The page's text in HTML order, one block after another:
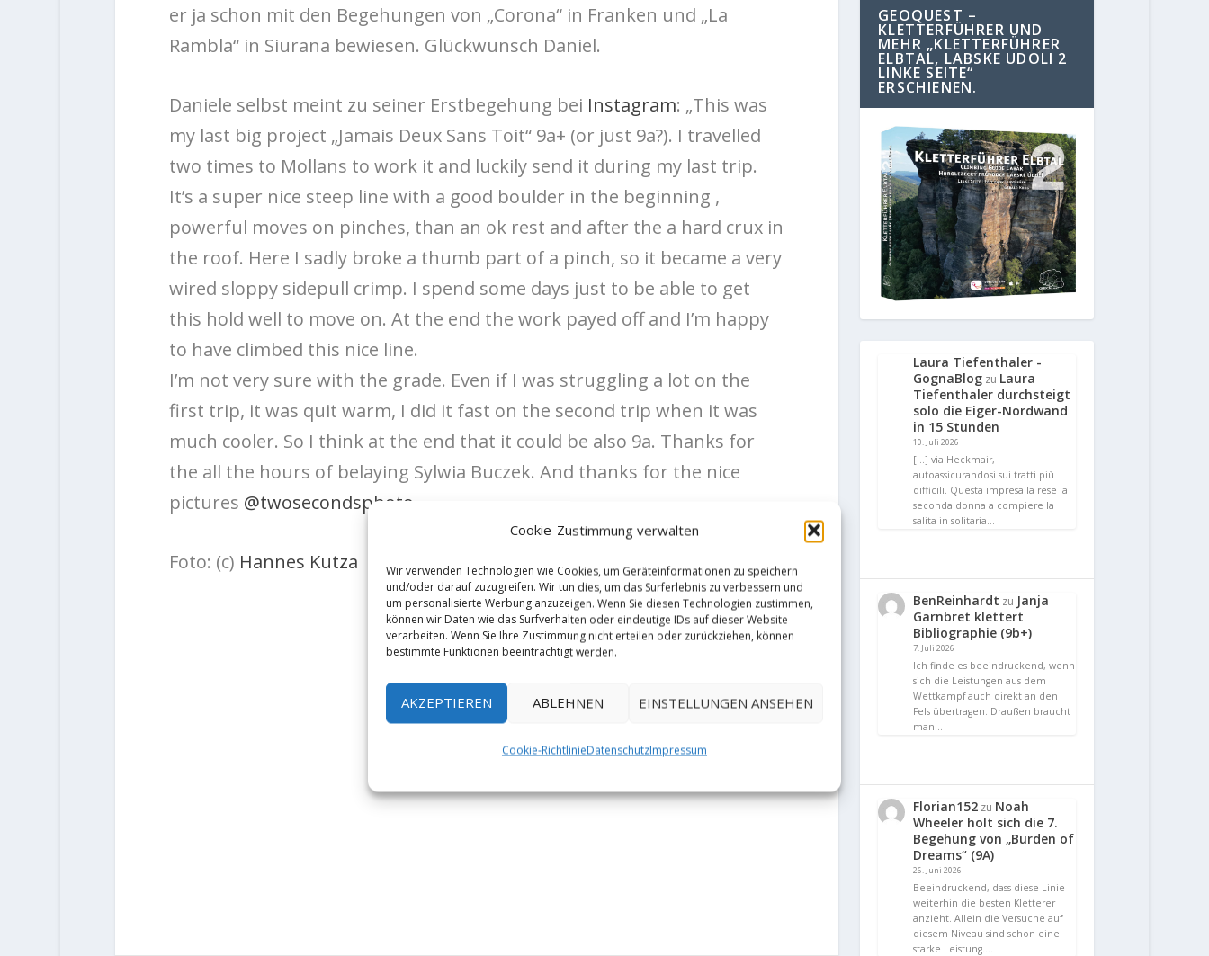
Cookie-Zustimmung verwalten
Wir verwenden Technologien wie Cookies, um Geräteinformationen zu speichern
und/oder darauf zuzugreifen. Wir tun dies, um das Surferlebnis zu verbessern und
um personalisierte Werbung anzuzeigen. Wenn Sie diesen Technologien zustimmen,
können wir Daten wie das Surfverhalten oder eindeutige IDs auf dieser Website
verarbeiten. Wenn Sie Ihre Zustimmung nicht erteilen oder zurückziehen, können
bestimmte Funktionen beeinträchtigt werden.
AKZEPTIEREN ABLEHNEN EINSTELLUNGEN ANSEHEN
Cookie-RichtlinieDatenschutzImpressum
er ja schon mit den Begehungen von „Corona“ in Franken und „La
Rambla“ in Siurana bewiesen. Glückwunsch Daniel.
Daniele selbst meint zu seiner Erstbegehung bei Instagram: „This was
my last big project „Jamais Deux Sans Toit“ 9a+ (or just 9a?). I travelled
two times to Mollans to work it and luckily send it during my last trip.
It’s a super nice steep line with a good boulder in the beginning ,
powerful moves on pinches, than an ok rest and after the a hard crux in
the roof. Here I sadly broke a thumb part of a pinch, so it became a very
wired sloppy sidepull crimp. I spend some days just to be able to get
this hold well to move on. At the end the work payed off and I’m happy
to have climbed this nice line.
I’m not very sure with the grade. Even if I was struggling a lot on the
first trip, it was quit warm, I did it fast on the second trip when it was
much cooler. So I think at the end that it could be also 9a. Thanks for
the all the hours of belaying Sylwia Buczek. And thanks for the nice
pictures @twosecondsphoto
Foto: (c) Hannes Kutza
GEOQUEST –
KLETTERFÜHRER UND
MEHR „KLETTERFÜHRER
ELBTAL, LABSKE UDOLI 2
LINKE SEITE“
ERSCHIENEN.
Laura Tiefenthaler -
GognaBlog zu Laura
Tiefenthaler durchsteigt
solo die Eiger-Nordwand
in 15 Stunden
10. Juli 2026
[…] via Heckmair,
autoassicurandosi sui tratti più
difficili. Questa impresa la rese la
seconda donna a compiere la
salita in solitaria…
BenReinhardt zu Janja
Garnbret klettert
Bibliographie (9b+)
7. Juli 2026
Ich finde es beeindruckend, wenn
sich die Leistungen aus dem
Wettkampf auch direkt an den
Fels übertragen. Draußen braucht
man…
Florian152 zu Noah
Wheeler holt sich die 7.
Begehung von „Burden of
Dreams“ (9A)
26. Juni 2026
Beeindruckend, dass diese Linie
weiterhin die besten Kletterer
anzieht. Allein die Versuche auf
diesem Niveau sind schon eine
starke Leistung.…